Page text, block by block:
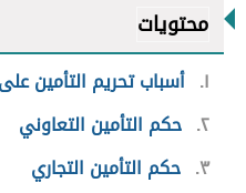
محتويات
١ أسباب تحريم التأمين
٢ حكم التأمين التعاوني
٣ حكم التأمين التجاري